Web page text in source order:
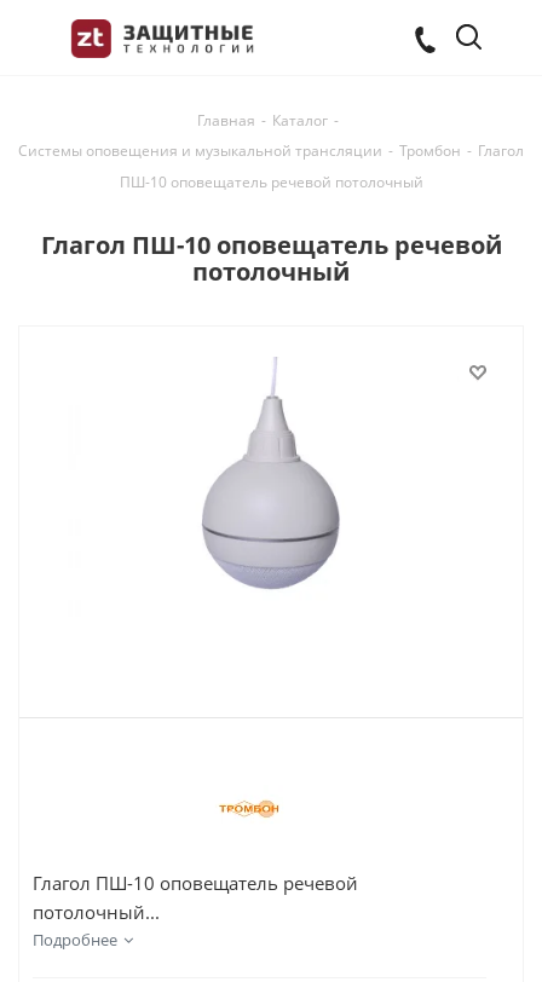
Главная - Каталог -
Системы оповещения и музыкальной трансляции - Тромбон - Глагол
ПШ-10 оповещатель речевой потолочный
Глагол ПШ-10 оповещатель речевой
потолочный
Глагол ПШ-10 оповещатель речевой
потолочный...
Подробнее